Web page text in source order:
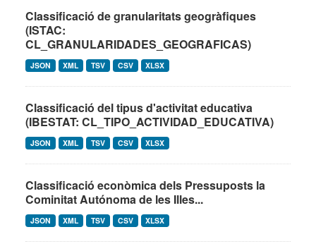
Classificació de granularitats geogràfiques
(ISTAC:
CL_GRANULARIDADES_GEOGRAFICAS)
JSON XML TSV CSV XLSX
Classificació del tipus d'activitat educativa
(IBESTAT: CL_TIPO_ACTIVIDAD_EDUCATIVA)
JSON XML TSV CSV XLSX
Classificació econòmica dels Pressuposts la
Cominitat Autónoma de les Illes...
JSON XML TSV CSV XLSX